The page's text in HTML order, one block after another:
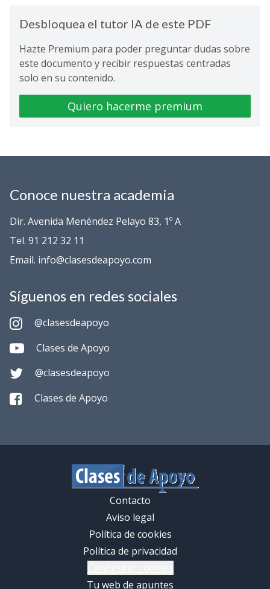
Desbloquea el tutor IA de este PDF
Hazte Premium para poder preguntar dudas sobre
este documento y recibir respuestas centradas
solo en su contenido.
Quiero hacerme premium
Conoce nuestra academia
Dir. Avenida Menéndez Pelayo 83, 1º A
Tel. 91 212 32 11
Email. info@clasesdeapoyo.com
Síguenos en redes sociales
@clasesdeapoyo
Clases de Apoyo
@clasesdeapoyo
Clases de Apoyo
Contacto
Aviso legal
Política de cookies
Política de privacidad
Tu web de apuntes